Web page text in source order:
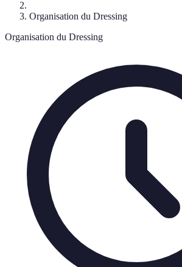
Organisation du Dressing
Organisation du Dressing